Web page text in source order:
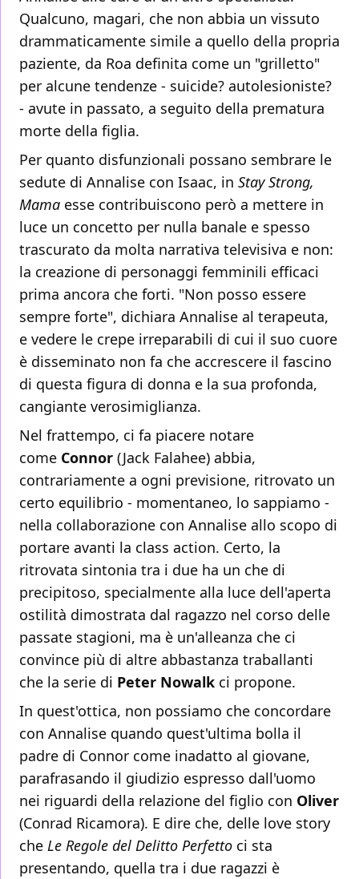
Qualcuno, magari, che non abbia un vissuto
drammaticamente simile a quello della propria
paziente, da Roa definita come un "grilletto"
per alcune tendenze - suicide? autolesioniste?
- avute in passato, a seguito della prematura
morte della figlia.
Per quanto disfunzionali possano sembrare le
sedute di Annalise con Isaac, in Stay Strong,
Mama esse contribuiscono però a mettere in
luce un concetto per nulla banale e spesso
trascurato da molta narrativa televisiva e non:
la creazione di personaggi femminili efficaci
prima ancora che forti. "Non posso essere
sempre forte", dichiara Annalise al terapeuta,
e vedere le crepe irreparabili di cui il suo cuore
è disseminato non fa che accrescere il fascino
di questa figura di donna e la sua profonda,
cangiante verosimiglianza.
Nel frattempo, ci fa piacere notare
come Connor (Jack Falahee) abbia,
contrariamente a ogni previsione, ritrovato un
certo equilibrio - momentaneo, lo sappiamo -
nella collaborazione con Annalise allo scopo di
portare avanti la class action. Certo, la
ritrovata sintonia tra i due ha un che di
precipitoso, specialmente alla luce dell'aperta
ostilità dimostrata dal ragazzo nel corso delle
passate stagioni, ma è un'alleanza che ci
convince più di altre abbastanza traballanti
che la serie di Peter Nowalk ci propone.
In quest'ottica, non possiamo che concordare
con Annalise quando quest'ultima bolla il
padre di Connor come inadatto al giovane,
parafrasando il giudizio espresso dall'uomo
nei riguardi della relazione del figlio con Oliver
(Conrad Ricamora). E dire che, delle love story
che Le Regole del Delitto Perfetto ci sta
presentando, quella tra i due ragazzi è